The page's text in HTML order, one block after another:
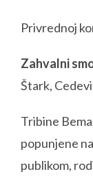
Privrednoj
Zahvalni
Štark,
Tribine
popunjene
publikom,